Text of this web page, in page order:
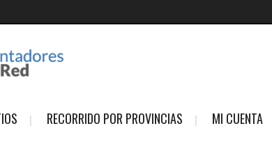
RECORRIDO POR PROVINCIAS MI CUENTA